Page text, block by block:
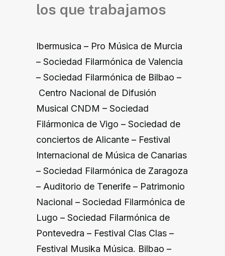
los que trabajamos
Ibermusica – Pro Música de Murcia
– Sociedad Filarmónica de Valencia
– Sociedad Filarmónica de Bilbao –
Centro Nacional de Difusión
Musical CNDM – Sociedad
Filármonica de Vigo – Sociedad de
conciertos de Alicante – Festival
Internacional de Música de Canarias
– Sociedad Filarmónica de Zaragoza
– Auditorio de Tenerife – Patrimonio
Nacional – Sociedad Filarmónica de
Lugo – Sociedad Filarmónica de
Pontevedra – Festival Clas Clas –
Festival Musika Música. Bilbao –